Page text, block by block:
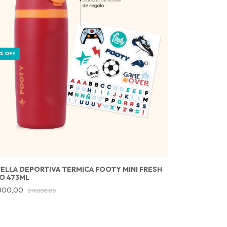
% OFF
DEPORTIVA TERMICA FOOTY MINI FRESH
473ML
$19.800,00